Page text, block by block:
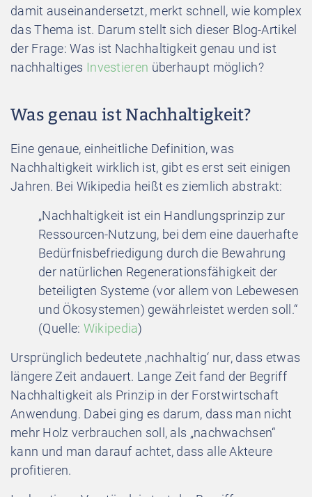
damit auseinandersetzt, merkt schnell, wie komplex
das Thema ist. Darum stellt sich dieser Blog-Artikel
der Frage: Was ist Nachhaltigkeit genau und ist
nachhaltiges Investieren überhaupt möglich?
Was genau ist Nachhaltigkeit?
Eine genaue, einheitliche Definition, was
Nachhaltigkeit wirklich ist, gibt es erst seit einigen
Jahren. Bei Wikipedia heißt es ziemlich abstrakt:
„Nachhaltigkeit ist ein Handlungsprinzip zur
Ressourcen-Nutzung, bei dem eine dauerhafte
Bedürfnisbefriedigung durch die Bewahrung
der natürlichen Regenerationsfähigkeit der
beteiligten Systeme (vor allem von Lebewesen
und Ökosystemen) gewährleistet werden soll.“
(Quelle: Wikipedia)
Ursprünglich bedeutete ‚nachhaltig‘ nur, dass etwas
längere Zeit andauert. Lange Zeit fand der Begriff
Nachhaltigkeit als Prinzip in der Forstwirtschaft
Anwendung. Dabei ging es darum, dass man nicht
mehr Holz verbrauchen soll, als „nachwachsen“
kann und man darauf achtet, dass alle Akteure
profitieren.